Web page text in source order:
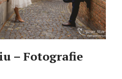
– Fotografie